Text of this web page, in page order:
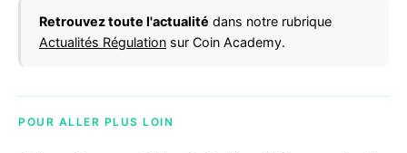
Retrouvez toute l'actualité dans notre rubrique
Actualités Régulation sur Coin Academy.
POUR ALLER PLUS LOIN